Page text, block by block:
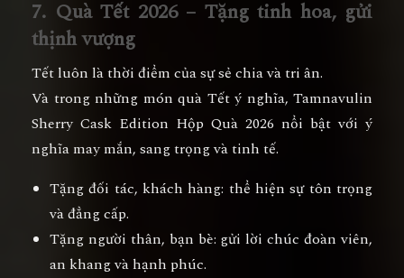
7. Quà Tết 2026 – Tặng tinh hoa, gửi
thịnh vượng
Tết luôn là thời điểm củasự sẻ chia và tri ân.
Và trong những món quà Tết ý nghĩa, Tamnavulin
Sherry Cask Edition Hộp Quà 2026 nổi bật với ý
nghĩa may mắn, sang trọng và tinh tế.
Tặng đối tác, khách hàng: thể hiện sự tôn trọng
và đẳng cấp.
Tặng người thân, bạn bè: gửi lời chúc đoàn viên,
an khang và hạnh phúc.